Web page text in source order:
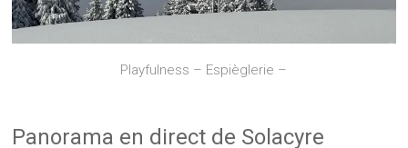
Playfulness – Espièglerie –
Panorama en direct de Solacyre